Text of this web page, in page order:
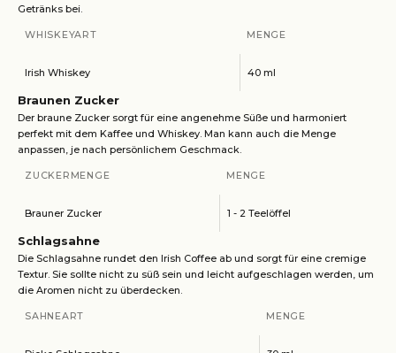
Getränks bei.
WHISKEYART MENGE
Irish Whiskey 40 ml
Braunen Zucker
Der braune Zucker sorgt für eine angenehme Süße und harmoniert
perfekt mit dem Kaffee und Whiskey. Man kann auch die Menge
anpassen, je nach persönlichem Geschmack.
ZUCKERMENGE MENGE
Brauner Zucker 1 - 2 Teelöffel
Schlagsahne
Die Schlagsahne rundet den Irish Coffee ab und sorgt für eine cremige
Textur. Sie sollte nicht zu süß sein und leicht aufgeschlagen werden, um
die Aromen nicht zu überdecken.
SAHNEART MENGE